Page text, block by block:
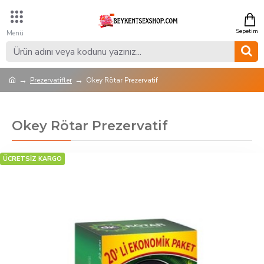
Prezervatifler Okey Rötar Prezervatif
Okey Rötar Prezervatif
ÜCRETSİZ KARGO